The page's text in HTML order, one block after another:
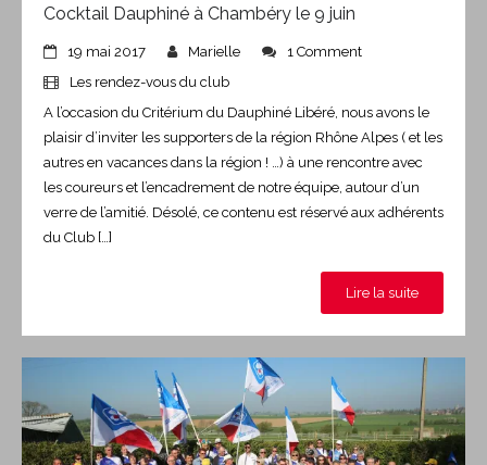
Cocktail Dauphiné à Chambéry le 9 juin
19 mai 2017 Marielle
1 Comment
Les rendez-vous du club
A l’occasion du Critérium du Dauphiné Libéré, nous avons le
plaisir d’inviter les supporters de la région Rhône Alpes ( et les
autres en vacances dans la région ! …) à une rencontre avec
les coureurs et l’encadrement de notre équipe, autour d’un
verre de l’amitié. Désolé, ce contenu est réservé aux adhérents
du Club […]
Lire la suite